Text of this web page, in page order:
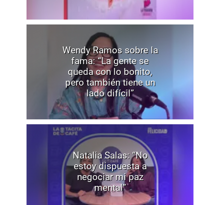
Wendy Ramos sobre la
fama: “La gente se
queda con lo bonito,
pero también tiene un
lado difícil”
Natalia Salas: “No
estoy dispuesta a
negociar mi paz
mental”